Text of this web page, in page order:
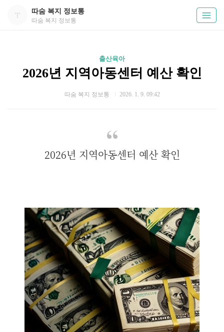
따숨 복지 정보통
따숨 복지 정보통
출산육아
2026년 지역아동센터 예산 확인
따숨 복지 정보통 2026. 1. 9. 09:42
2026년 지역아동센터 예산 확인